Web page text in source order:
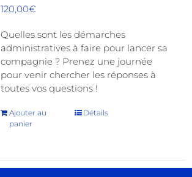
120,00€
Quelles sont les démarches
administratives à faire pour lancer sa
compagnie ? Prenez une journée
pour venir chercher les réponses à
toutes vos questions !
Ajouter au
panier
Détails